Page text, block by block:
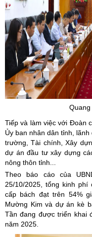
Quang
Tiếp và làm việc với Đoàn
Ủy ban nhân dân tỉnh,
trường, Tài chính, Xây
dự án đầu tư xây dựng
nông thôn tỉnh...
Theo báo cáo của
25/10/2025, tổng kinh
cấp bách đạt trên 54%
Mường Kim và dự án kè
Tần đang được triển khai
năm 2025.